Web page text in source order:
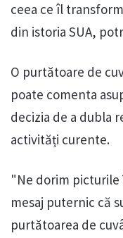
ceea ce îl
din istoria SUA,
O purtătoare de
poate comenta
decizia de a dubla
activități curente.
"Ne dorim picturile
mesaj puternic că
purtătoarea de